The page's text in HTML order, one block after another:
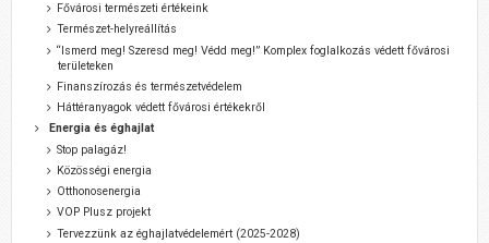
Fővárosi természeti értékeink
Természet-helyreállítás
“Ismerd meg! Szeresd meg! Védd meg!” Komplex foglalkozás védett fővárosi
területeken
Finanszírozás és természetvédelem
Háttéranyagok védett fővárosi értékekről
Energia és éghajlat
Stop palagáz!
Közösségi energia
Otthonosenergia
VOP Plusz projekt
Tervezzünk az éghajlatvédelemért (2025-2028)